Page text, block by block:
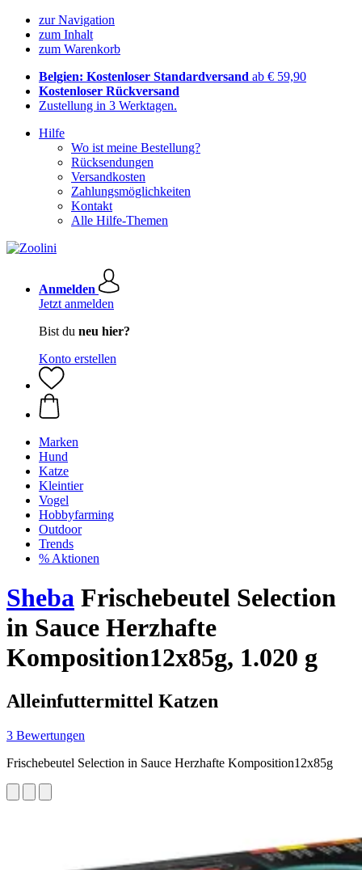
zur Navigation
zum Inhalt
zum Warenkorb
Belgien: Kostenloser Standardversand ab € 59,90
Kostenloser Rückversand
Zustellung in 3 Werktagen.
Hilfe
Wo ist meine Bestellung?
Rücksendungen
Versandkosten
Zahlungsmöglichkeiten
Kontakt
Alle Hilfe-Themen
Anmelden
Jetzt anmelden
Bist du neu hier?
Konto erstellen
Marken
Hund
Katze
Kleintier
Vogel
Hobbyfarming
Outdoor
Trends
% Aktionen
Sheba Frischebeutel Selection
in Sauce Herzhafte
Komposition12x85g, 1.020 g
Alleinfuttermittel Katzen
3 Bewertungen
Frischebeutel Selection in Sauce Herzhafte Komposition12x85g